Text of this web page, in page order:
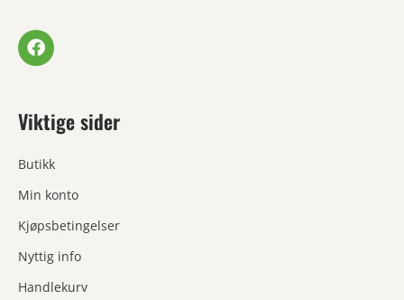
Viktige sider
Butikk
Min konto
Kjøpsbetingelser
Nyttig info
Handlekurv